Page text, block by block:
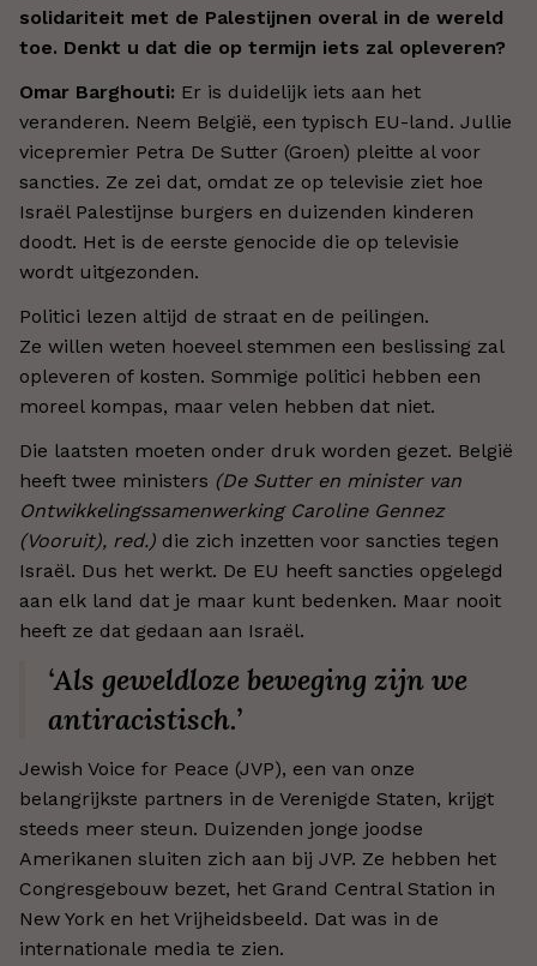
solidariteit met de Palestijnen overal in de wereld
toe. Denkt u dat die op termijn iets zal opleveren?
Omar Barghouti: Er is duidelijk iets aan het
veranderen. Neem België, een typisch EU-land. Jullie
vicepremier Petra De Sutter (Groen) pleitte al voor
sancties. Ze zei dat, omdat ze op televisie ziet hoe
Israël Palestijnse burgers en duizenden kinderen
doodt. Het is de eerste genocide die op televisie
wordt uitgezonden.
Politici lezen altijd de straat en de peilingen.
Ze willen weten hoeveel stemmen een beslissing zal
opleveren of kosten. Sommige politici hebben een
moreel kompas, maar velen hebben dat niet.
Die laatsten moeten onder druk worden gezet. België
heeft twee ministers (De Sutter en minister van
Ontwikkelingssamenwerking Caroline Gennez
(Vooruit), red.) die zich inzetten voor sancties tegen
Israël. Dus het werkt. De EU heeft sancties opgelegd
aan elk land dat je maar kunt bedenken. Maar nooit
heeft ze dat gedaan aan Israël.
‘Als geweldloze beweging zijn we
antiracistisch.’
Jewish Voice for Peace (JVP), een van onze
belangrijkste partners in de Verenigde Staten, krijgt
steeds meer steun. Duizenden jonge joodse
Amerikanen sluiten zich aan bij JVP. Ze hebben het
Congresgebouw bezet, het Grand Central Station in
New York en het Vrijheidsbeeld. Dat was in de
internationale media te zien.